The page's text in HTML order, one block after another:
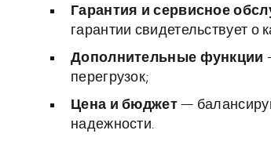
Гарантия и сервисное
гарантии свидетельствует о
Дополнительные функции
перегрузок;
Цена и бюджет—
надежности.